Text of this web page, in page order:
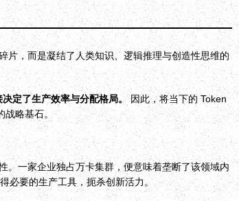
片，而是凝结了人类知识、逻辑推理与创造性思维的
定了生产效率与分配格局。因此，将当下的 Token
战略基石。
。一家企业独占万卡集群，便意味着垄断了该领域内
必要的生产工具，扼杀创新活力。